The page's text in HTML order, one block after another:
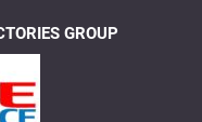
GROUP